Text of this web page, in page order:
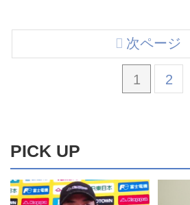
1 2
次ページ
PICK UP